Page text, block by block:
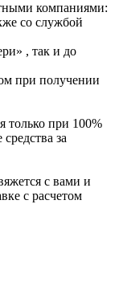
компаниями:
со службой
, так и до
при получении
только при 100%
за
с вами и
с расчетом